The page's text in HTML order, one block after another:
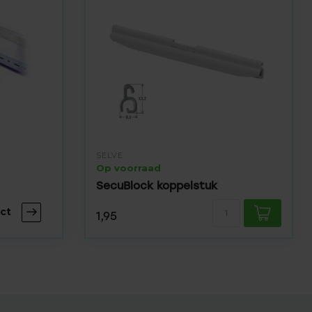
SELVE
Op voorraad
SecuBlock koppelstuk
1,95